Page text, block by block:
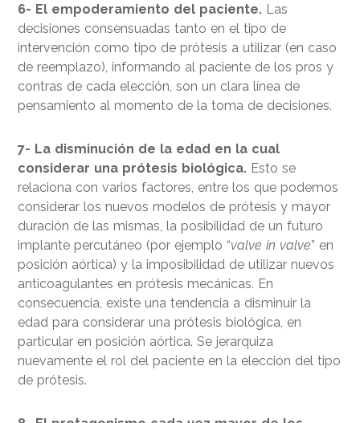
6- El empoderamiento del paciente. Las
decisiones consensuadas tanto en el tipo de
intervención como tipo de prótesis a utilizar (en caso
de reemplazo), informando al paciente de los pros y
contras de cada elección, son un clara línea de
pensamiento al momento de la toma de decisiones.
7- La disminución de la edad en la cual
considerar una prótesis biológica. Esto se
relaciona con varios factores, entre los que podemos
considerar los nuevos modelos de prótesis y mayor
duración de las mismas, la posibilidad de un futuro
implante percutáneo (por ejemplo “valve in valve” en
posición aórtica) y la imposibilidad de utilizar nuevos
anticoagulantes en prótesis mecánicas. En
consecuencia, existe una tendencia a disminuir la
edad para considerar una prótesis biológica, en
particular en posición aórtica. Se jerarquiza
nuevamente el rol del paciente en la elección del tipo
de prótesis.